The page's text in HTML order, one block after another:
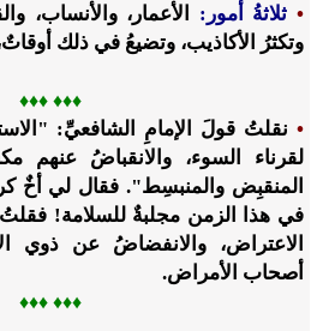
• ثلاثةُ أمور: الأعمار، والأنساب،
وتكثرُ الأكاذيب، وتضيعُ في ذلك
♦♦
♦ ♦
♦♦
• نقلتُ قولَ الإمامِ الشافعيِّ:
لقرناء السوء، والانقباضُ عنهم
المنقبِض والمنبسِط". فقال لي أخٌ
في هذا الزمن مجلبةٌ للسلامة!
الاعتراض، والانفضاضُ عن ذوي
أصحاب الأمراض.
♦♦
♦ ♦
♦♦